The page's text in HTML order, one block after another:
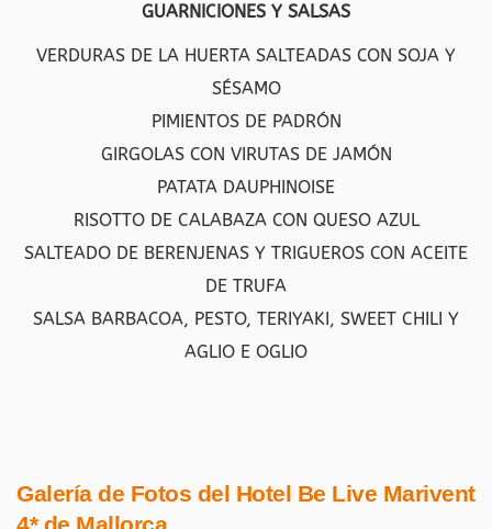
GUARNICIONES Y SALSAS
VERDURAS DE LA HUERTA SALTEADAS CON SOJA Y
SÉSAMO
PIMIENTOS DE PADRÓN
GIRGOLAS CON VIRUTAS DE JAMÓN
PATATA DAUPHINOISE
RISOTTO DE CALABAZA CON QUESO AZUL
SALTEADO DE BERENJENAS Y TRIGUEROS CON ACEITE
DE TRUFA
SALSA BARBACOA, PESTO, TERIYAKI, SWEET CHILI Y
AGLIO E OGLIO
Galería de Fotos del Hotel Be Live Marivent